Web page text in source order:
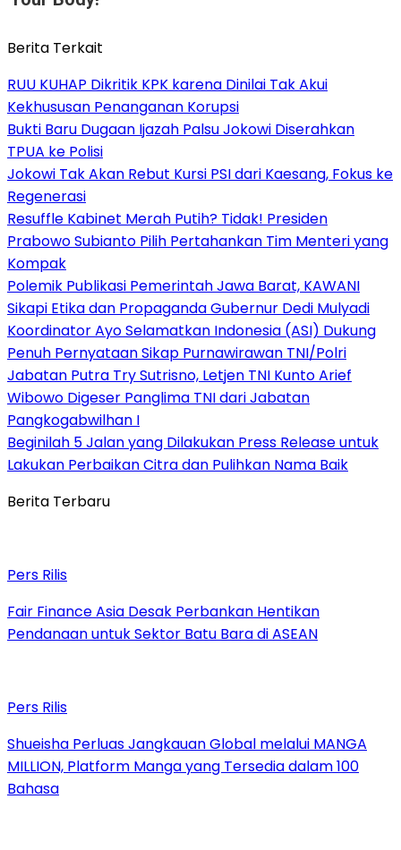
Berita Terkait
RUU KUHAP Dikritik KPK karena Dinilai Tak Akui
Kekhususan Penanganan Korupsi
Bukti Baru Dugaan Ijazah Palsu Jokowi Diserahkan
TPUA ke Polisi
Jokowi Tak Akan Rebut Kursi PSI dari Kaesang, Fokus ke
Regenerasi
Resuffle Kabinet Merah Putih? Tidak! Presiden
Prabowo Subianto Pilih Pertahankan Tim Menteri yang
Kompak
Polemik Publikasi Pemerintah Jawa Barat, KAWANI
Sikapi Etika dan Propaganda Gubernur Dedi Mulyadi
Koordinator Ayo Selamatkan Indonesia (ASI) Dukung
Penuh Pernyataan Sikap Purnawirawan TNI/Polri
Jabatan Putra Try Sutrisno, Letjen TNI Kunto Arief
Wibowo Digeser Panglima TNI dari Jabatan
Pangkogabwilhan I
Beginilah 5 Jalan yang Dilakukan Press Release untuk
Lakukan Perbaikan Citra dan Pulihkan Nama Baik
Berita Terbaru
Pers Rilis
Fair Finance Asia Desak Perbankan Hentikan
Pendanaan untuk Sektor Batu Bara di ASEAN
Pers Rilis
Shueisha Perluas Jangkauan Global melalui MANGA
MILLION, Platform Manga yang Tersedia dalam 100
Bahasa